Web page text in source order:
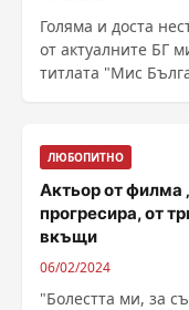
Голяма и доста
от актуалните БГ
титлата "Мис
ЛЮБОПИТНО
Актьор от филма
прогресира, от
вкъщи
06/02/2024
"Болестта ми, за